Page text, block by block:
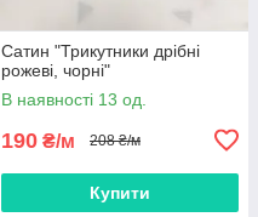
Сатин "Трикутники дрібні
рожеві, чорні"
В наявності 13 од.
190 ₴/м 208 ₴/м
Купити